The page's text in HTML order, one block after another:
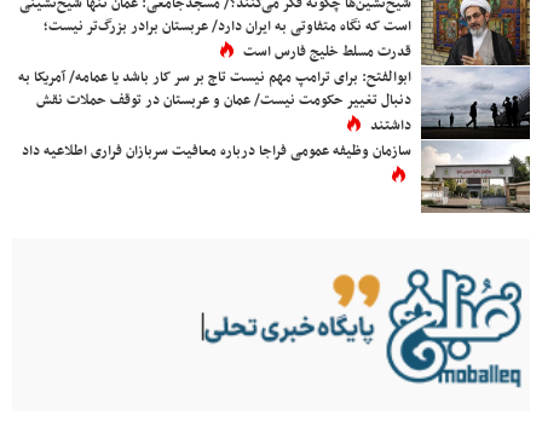
است که نگاه متفاوتی به ایران دارد/ عربستان برادر بزرگ‌تر نیست؛
قدرت مسلط خلیج فارس است
ابوالفتح: برای ترامپ مهم نیست تاج بر سر کار باشد یا عمامه/ آمریکا به
دنبال تغییر حکومت نیست/ عمان و عربستان در توقف حملات نقش
داشتند
سازمان وظیفه عمومی فراجا درباره معافیت سربازان فراری اطلاعیه داد